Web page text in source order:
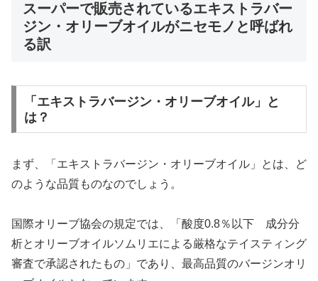
スーパーで販売されているエキストラバー
ジン・オリーブオイルがニセモノと呼ばれ
る訳
「エキストラバージン・オリーブオイル」と
は？
まず、「エキストラバージン・オリーブオイル」とは、ど
のような品質ものなのでしょう。
国際オリーブ協会の規定では、「酸度0.8％以下 成分分
析とオリーブオイルソムリエによる厳格なテイスティング
審査で承認されたもの」であり、最高品質のバージンオリ